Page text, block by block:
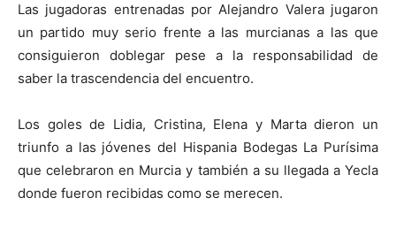
Las jugadoras entrenadas por Alejandro Valera jugaron
un partido muy serio frente a las murcianas a las que
consiguieron doblegar pese a la responsabilidad de
saber la trascendencia del encuentro.
Los goles de Lidia, Cristina, Elena y Marta dieron un
triunfo a las jóvenes del Hispania Bodegas La Purísima
que celebraron en Murcia y también a su llegada a Yecla
donde fueron recibidas como se merecen.